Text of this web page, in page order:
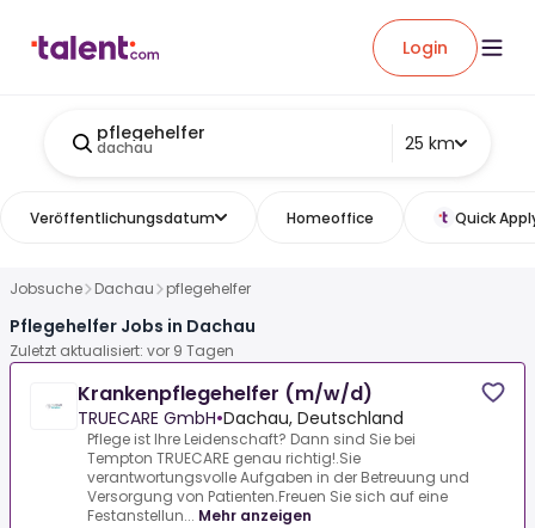
Login
pflegehelfer
dachau 25 km
Veröffentlichungsdatum Homeoffice Quick
Jobsuche Dachau pflegehelfer
Pflegehelfer Jobs in Dachau
Zuletzt aktualisiert: vor 9 Tagen
Krankenpflegehelfer (m/w/d)
TRUECARE GmbH•Dachau, Deutschland
Pflege ist Ihre Leidenschaft? Dann sind Sie bei
Tempton TRUECARE genau richtig!.Sie
verantwortungsvolle Aufgaben in der Betreuung und
Versorgung von Patienten.Freuen Sie sich auf eine
Festanstellun... Mehr anzeigen